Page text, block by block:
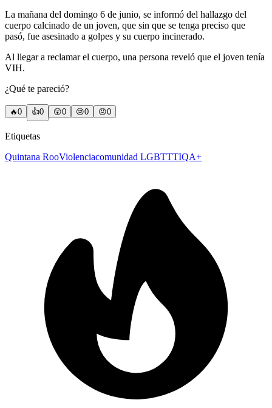
La mañana del domingo 6 de junio, se informó del hallazgo del
cuerpo calcinado de un joven, que sin que se tenga preciso que
pasó, fue asesinado a golpes y su cuerpo incinerado.
Al llegar a reclamar el cuerpo, una persona reveló que el joven tenía
VIH.
¿Qué te pareció?
🔥0 👍0 😲0 😢0 😠0
Etiquetas
Quintana RooViolenciacomunidad LGBTTTIQA+